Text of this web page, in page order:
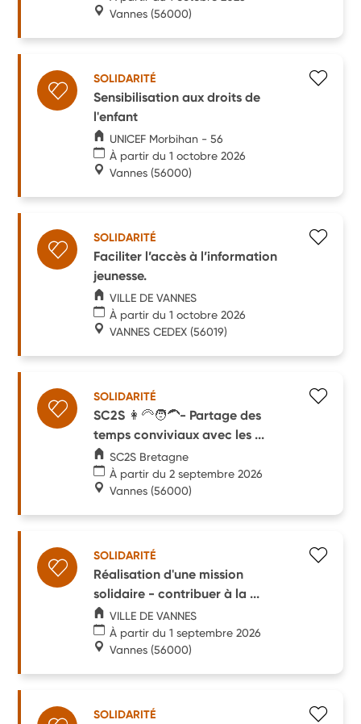
Vannes (56000)
SOLIDARITÉ
Sensibilisation aux droits de
l'enfant
UNICEF Morbihan - 56
À partir du 1 octobre 2026
Vannes (56000)
SOLIDARITÉ
Faciliter l’accès à l’information
jeunesse.
VILLE DE VANNES
À partir du 1 octobre 2026
VANNES CEDEX (56019)
SOLIDARITÉ
SC2S 👩‍🦳🧑‍🦱- Partage des
temps conviviaux avec les ...
SC2S Bretagne
À partir du 2 septembre 2026
Vannes (56000)
SOLIDARITÉ
Réalisation d'une mission
solidaire - contribuer à la ...
VILLE DE VANNES
À partir du 1 septembre 2026
Vannes (56000)
SOLIDARITÉ